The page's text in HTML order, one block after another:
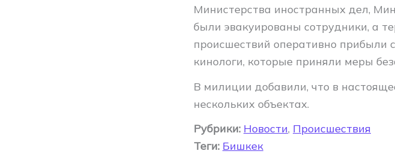
Министерства иностранных дел,
были эвакуированы сотрудники, а
происшествий оперативно прибыли
кинологи, которые приняли меры
В милиции добавили, что в
нескольких объектах.
Рубрики: Новости, Происшествия
Теги: Бишкек